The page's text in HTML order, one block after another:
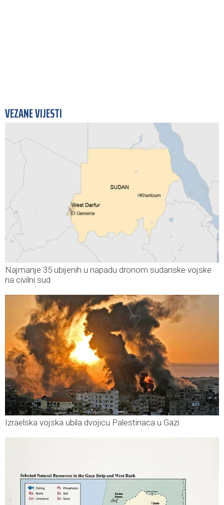
VEZANE VIJESTI
Najmanje 35 ubijenih u napadu dronom sudanske vojske
na civilni sud
Izraelska vojska ubila dvojicu Palestinaca u Gazi